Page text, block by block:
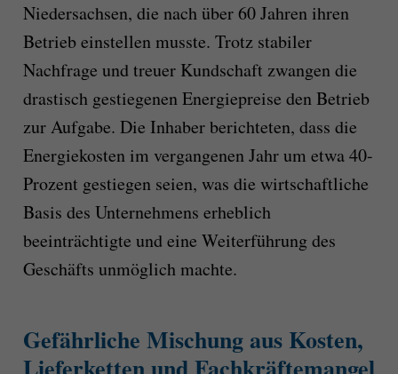
Niedersachsen, die nach über 60 Jahren ihren
Betrieb einstellen musste. Trotz stabiler
Nachfrage und treuer Kundschaft zwangen die
drastisch gestiegenen Energiepreise den Betrieb
zur Aufgabe. Die Inhaber berichteten, dass die
Energiekosten im vergangenen Jahr um etwa 40-
Prozent gestiegen seien, was die wirtschaftliche
Basis des Unternehmens erheblich
beeinträchtigte und eine Weiterführung des
Geschäfts unmöglich machte.
Gefährliche Mischung aus Kosten,